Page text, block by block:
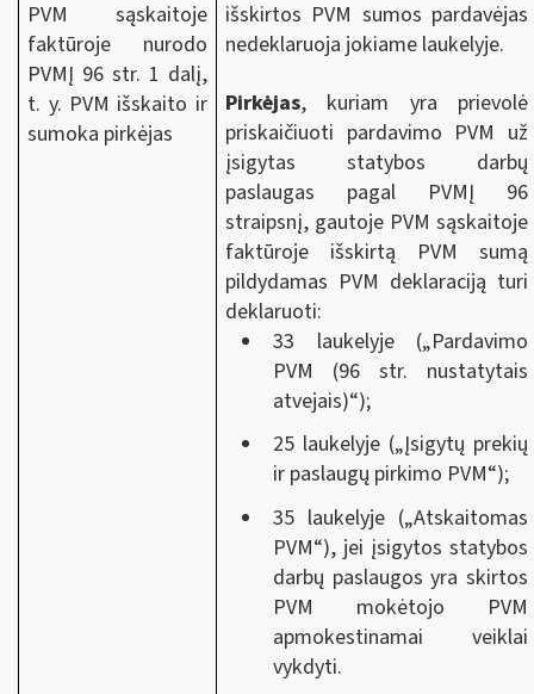
PVM sąskaitoje
faktūroje nurodo
PVMĮ 96 str. 1 dalį,
t. y. PVM išskaito ir
sumoka pirkėjas
išskirtos PVM sumos pardavėjas
nedeklaruoja jokiame laukelyje.
Pirkėjas, kuriam yra prievolė
priskaičiuoti pardavimo PVM už
įsigytas statybos darbų
paslaugas pagal PVMĮ 96
straipsnį, gautoje PVM sąskaitoje
faktūroje išskirtą PVM sumą
pildydamas PVM deklaraciją turi
deklaruoti:
33 laukelyje („Pardavimo
PVM (96 str. nustatytais
atvejais)“);
25 laukelyje („Įsigytų prekių
ir paslaugų pirkimo PVM“);
35 laukelyje („Atskaitomas
PVM“), jei įsigytos statybos
darbų paslaugos yra skirtos
PVM mokėtojo PVM
apmokestinamai veiklai
vykdyti.